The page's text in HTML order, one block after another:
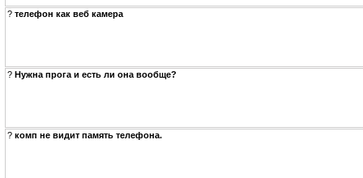
? телефон как веб камера
? Нужна прога и есть ли она вообще?
? комп не видит память телефона.